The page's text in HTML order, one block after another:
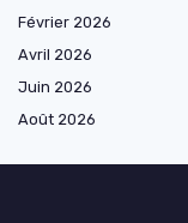
Février 2026
Avril 2026
Juin 2026
Août 2026